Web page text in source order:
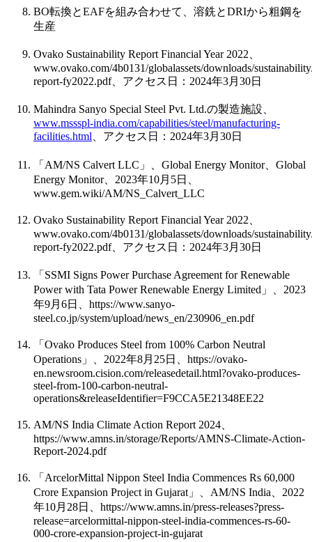
BO転換とEAFを組み合わせて、溶銑とDRIから粗鋼を
生産
Ovako Sustainability Report Financial Year 2022
www.ovako.com/4b0131/globalassets/downloads/
report-fy2022.pdf、アクセス日： 2024年3月 30日
Mahindra Sanyo Special Steel Pvt. Ltd.の製造施設、
www.mssspl-india.com/capabilities/steel/manufacturing-
facilities.html 、アクセス日： 2024年3月 30日
「 AM/NS Calvert LLC 」、 Global Energy Monitor、 Global
Energy Monitor、 2023年10月 5日、
www.gem.wiki/AM/NS_Calvert_LLC
Ovako Sustainability Report Financial Year 2022
www.ovako.com/4b0131/globalassets/downloads/
report-fy2022.pdf、アクセス日： 2024年3月 30日
「 SSMI Signs Power Purchase Agreement for Renewable
Power with Tata Power Renewable Energy Limited 」、 2023
年9月 6日、 https://www.sanyo-
steel.co.jp/system/upload/news_en/230906_en.pdf
「 Ovako Produces Steel from 100% Carbon Neutral
Operations 」、 2022年8月 25日、 https://ovako-
en.newsroom.cision.com/releasedetail.html?ovako-produces-
steel-from-100-carbon-neutral-
operations&releaseIdentifier=F9CCA5E21348EE22
AM/NS India Climate Action Report 2024
https://www.amns.in/storage/Reports/AMNS-Climate-Action-
Report-2024.pdf
「 ArcelorMittal Nippon Steel India Commences Rs 60,000
Crore Expansion Project in Gujarat」、 AM/NS India、 2022
年10月 28日、 https://www.amns.in/press-releases?press-
release=arcelormittal-nippon-steel-india-commences-rs-60-
000-crore-expansion-project-in-gujarat